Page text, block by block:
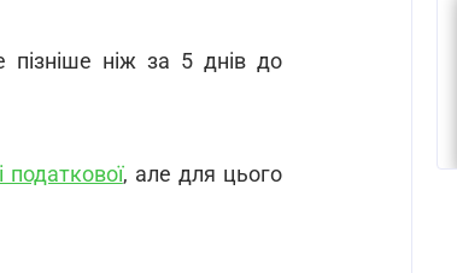
ніж за 5 днів до
податкової, але для цього